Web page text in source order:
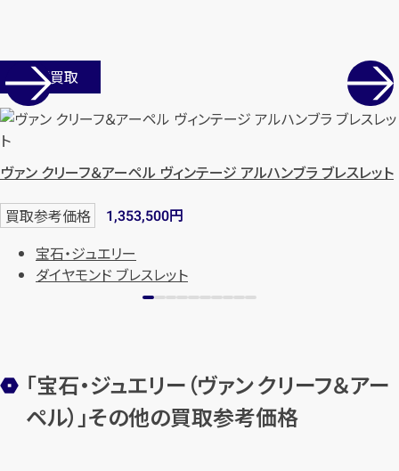
店舗買取
ヴァン クリーフ＆アーペル ヴィンテージ アルハンブラ ブレスレット
買取参考価格 1,353,500円
宝石・ジュエリー
ダイヤモンド ブレスレット
「宝石・ジュエリー（ヴァン クリーフ＆アー
ペル）」その他の買取参考価格